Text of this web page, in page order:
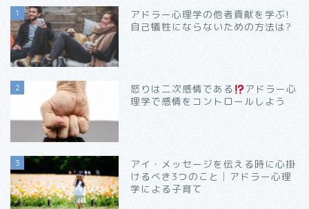
1
アドラー心理学の他者貢献を学ぶ!
自己犠牲にならないための方法は?
2 怒りは二次感情である
アドラー心
理学で感情をコントロールしよう
3
アイ・メッセージを伝える時に心掛
けるべき3つのこと│アドラー心理
学による子育て